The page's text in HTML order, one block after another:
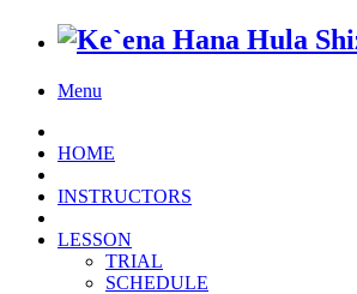
Menu
HOME
INSTRUCTORS
LESSON
TRIAL
SCHEDULE